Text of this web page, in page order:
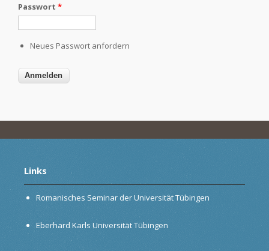
Passwort *
Neues Passwort anfordern
Links
Romanisches Seminar der Universität Tübingen
Eberhard Karls Universität Tübingen